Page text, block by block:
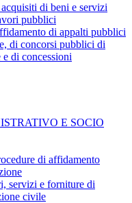
di beni e servizi
pubblici
di appalti pubblici
di concorsi pubblici di
di concessioni
E SOCIO
di affidamento
servizi e forniture di
civile